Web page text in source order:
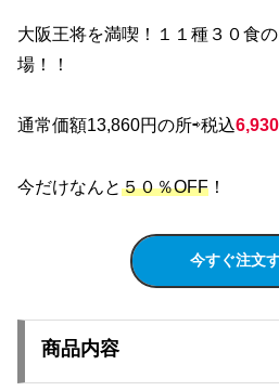
大阪王将を満喫！１１種３０食
場！！
通常価額13,860円の所⇨税込
今だけなんと５０％OFF ！
今すぐ注文
商品内容